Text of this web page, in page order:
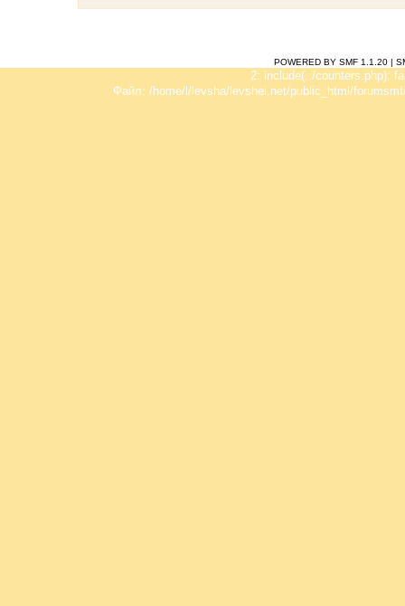
POWERED BY SMF 1.1.20 |
2: include(../counters.php):
Файл: /home/l/levsha/levshei.net/public_html/